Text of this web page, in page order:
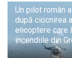
Un pilot român a
după ciocnirea a
elicoptere care
incendiile din